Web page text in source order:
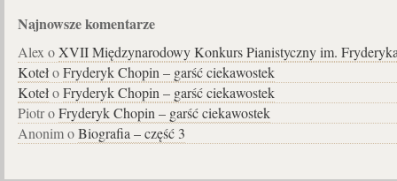
Najnowsze komentarze
Alex oXVII Międzynarodowy Konkurs Pianistyczny im.
KotełoFryderyk Chopin – garść ciekawostek
KotełoFryderyk Chopin – garść ciekawostek
Piotr oFryderyk Chopin – garść ciekawostek
Anonim oBiografia – część 3